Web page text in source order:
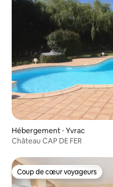
Hébergement ⋅ Yvrac
Château CAP DE FER
Coup de cœur voyageurs
Coup de cœur voyageurs